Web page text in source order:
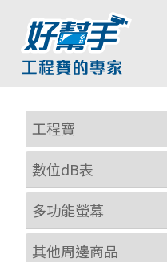
工程寶
數位dB表
多功能螢幕
其他周邊商品